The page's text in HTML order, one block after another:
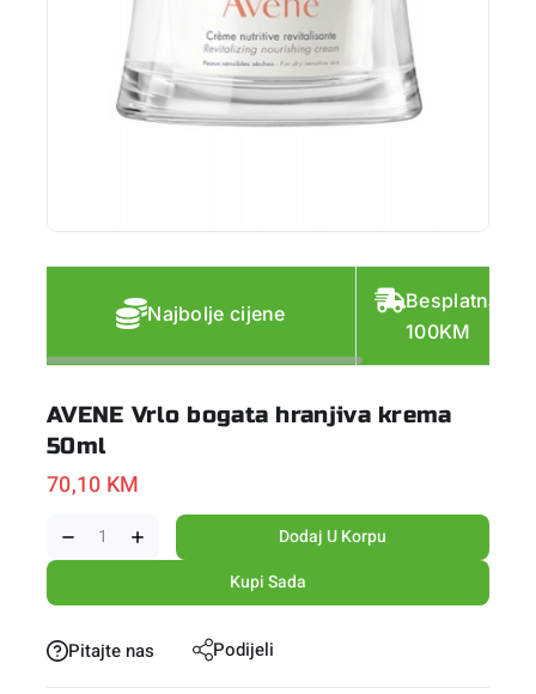
Najbolje cijene
Besplatna
100KM
AVENE Vrlo bogata hranjiva krema
50ml
70,10 KM
Dodaj U Korpu
Kupi Sada
Pitajte nas Podijeli